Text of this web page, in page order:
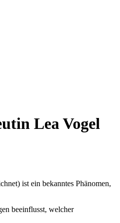
Lea Vogel
ist ein bekanntes Phänomen,
beeinflusst, welcher